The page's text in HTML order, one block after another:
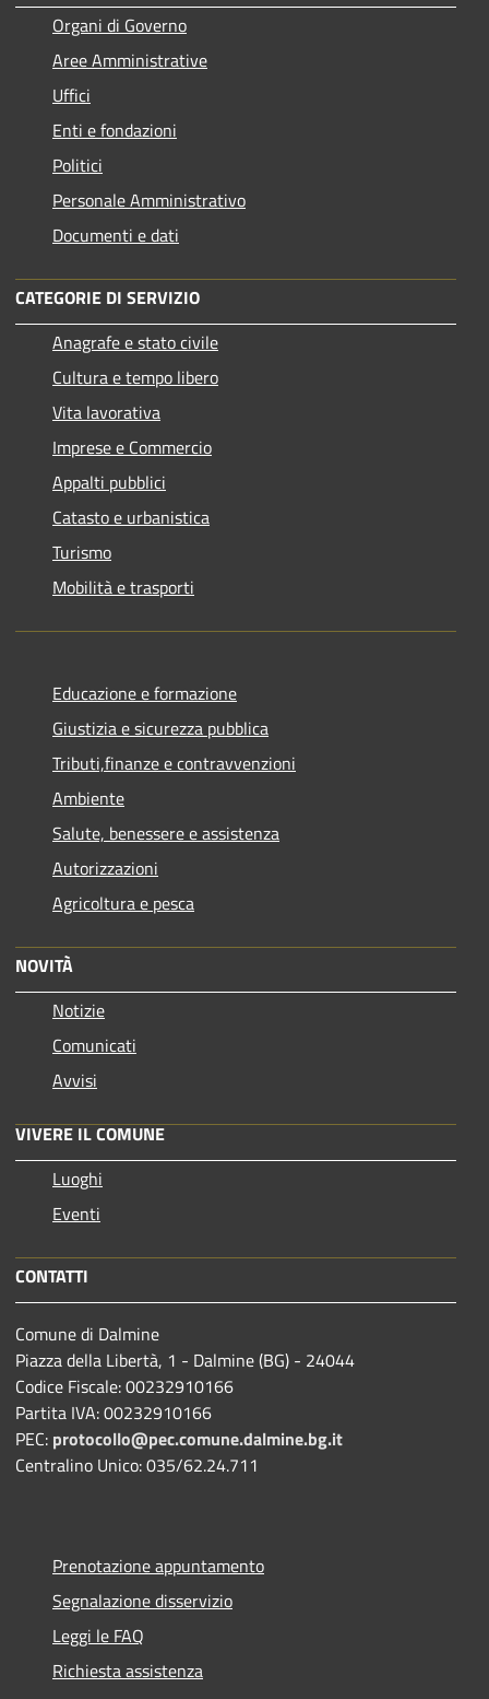
Organi di Governo
Aree Amministrative
Uffici
Enti e fondazioni
Politici
Personale Amministrativo
Documenti e dati
CATEGORIE DI SERVIZIO
Anagrafe e stato civile
Cultura e tempo libero
Vita lavorativa
Imprese e Commercio
Appalti pubblici
Catasto e urbanistica
Turismo
Mobilità e trasporti
Educazione e formazione
Giustizia e sicurezza pubblica
Tributi,finanze e contravvenzioni
Ambiente
Salute, benessere e assistenza
Autorizzazioni
Agricoltura e pesca
NOVITÀ
Notizie
Comunicati
Avvisi
VIVERE IL COMUNE
Luoghi
Eventi
CONTATTI
Comune di Dalmine
Piazza della Libertà, 1 - Dalmine (BG) - 24044
Codice Fiscale: 00232910166
Partita IVA: 00232910166
PEC: protocollo@pec.comune.dalmine.bg.it
Centralino Unico: 035/62.24.711
Prenotazione appuntamento
Segnalazione disservizio
Leggi le FAQ
Richiesta assistenza